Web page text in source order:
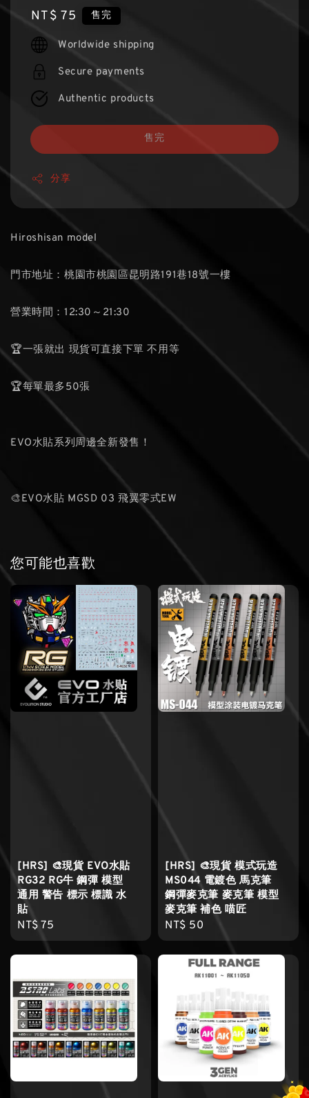
Regular
price
NT$ 75 售完
Worldwide shipping
Secure payments
Authentic products
售完
分享
Hiroshisan model
門市地址：桃園市桃園區昆明路191巷18號一樓
營業時間：12:30～21:30
🏆一張就出 現貨可直接下單 不用等
🏆每單最多50張
EVO水貼系列周邊全新發售！
🎨EVO水貼 MGSD 03 飛翼零式EW
您可能也喜歡
[HRS] 🎨現貨 EVO水貼
RG32 RG牛 鋼彈 模型
通用 警告 標示 標識 水
貼
Regular
price
NT$ 75
[HRS] 🎨現貨 模式玩造
MS044 電鍍色 馬克筆
鋼彈麥克筆 麥克筆 模型
麥克筆 補色 喵匠
Regular
price
NT$ 50